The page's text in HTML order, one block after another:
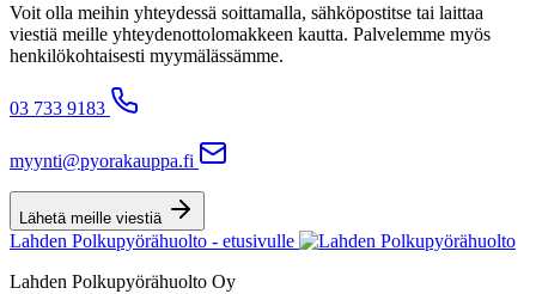
Voit olla meihin yhteydessä soittamalla, sähköpostitse tai laittaa
viestiä meille yhteydenottolomakkeen kautta. Palvelemme myös
henkilökohtaisesti myymälässämme.
03 733 9183
myynti@pyorakauppa.fi
Lähetä meille viestiä
Lahden Polkupyörähuolto - etusivulle
Lahden Polkupyörähuolto Oy